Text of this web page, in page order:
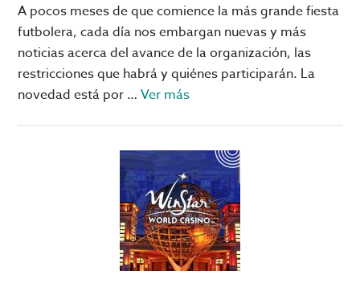
A pocos meses de que comience la más grande fiesta
futbolera, cada día nos embargan nuevas y más
noticias acerca del avance de la organización, las
restricciones que habrá y quiénes participarán. La
novedad está por …Ver másacerca
1930,
el
primer
mundial
de
la